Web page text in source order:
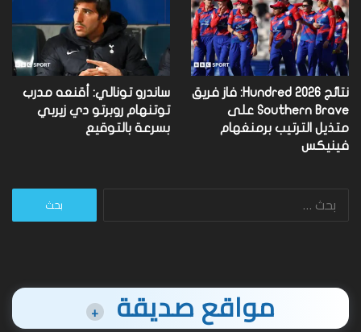
نتائج Hundred 2026: فاز فريق
Southern Brave على
متذيل الترتيب برمنغهام
فينيكس
ساندرو تونالي: أقنعه مدرب
توتنهام روبرتو دي زيربي
بسرعة بالتوقيع
البحث
مواقع صديقة +